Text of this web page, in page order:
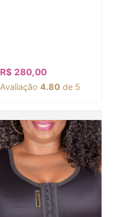
R$ 280,00
Avaliação 4.80 de 5